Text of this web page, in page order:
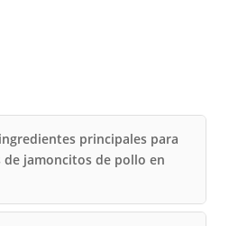
principales para
de jamoncitos de pollo en